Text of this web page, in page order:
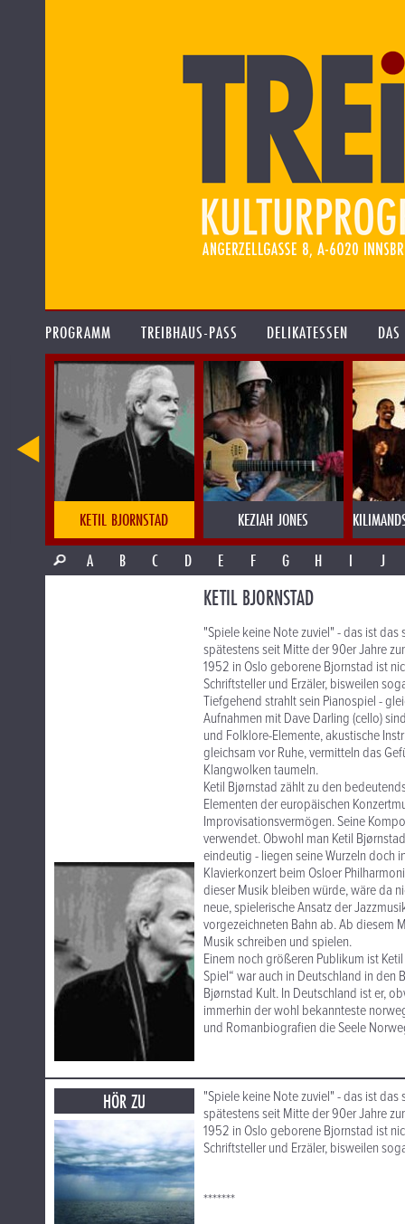
PROGRAMM TREIBHAUS-PASS DELIKATESSEN
KETIL BJORNSTAD KEZIAH JONES
A
B C D E F G H I J
KETIL BJORNSTAD
"Spiele keine Note zuviel" - das ist
spätestens seit Mitte der 90er Jahre
1952 in Oslo geborene Bjornstad ist
Schriftsteller und Erzäler, bisweilen
Tiefgehend strahlt sein Pianospiel -
Aufnahmen mit Dave Darling (cello)
und Folklore-Elemente, akustische
gleichsam vor Ruhe, vermitteln das
Klangwolken taumeln.
Ketil Bjørnstad zählt zu den
Elementen der europäischen
Improvisationsvermögen. Seine
verwendet. Obwohl man Ketil
eindeutig - liegen seine Wurzeln doch
Klavierkonzert beim Osloer
dieser Musik bleiben würde, wäre da
neue, spielerische Ansatz der
vorgezeichneten Bahn ab. Ab diesem
Musik schreiben und spielen.
Einem noch größeren Publikum ist
Spiel“ war auch in Deutschland in den
Bjørnstad Kult. In Deutschland ist er,
immerhin der wohl bekannteste
und Romanbiografien die Seele
HÖR ZU
"Spiele keine Note zuviel" - das ist
spätestens seit Mitte der 90er Jahre
1952 in Oslo geborene Bjornstad ist
Schriftsteller und Erzäler, bisweilen
*******